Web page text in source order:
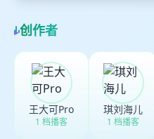
创作者
王大可Pro
1 档播客
琪刘海儿
1 档播客